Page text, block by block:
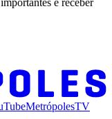
e receber
MetrópolesTV